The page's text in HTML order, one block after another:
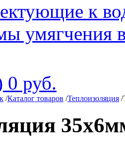
к
умягчения
0 руб.
/Каталог товаров /Теплоизоляция /